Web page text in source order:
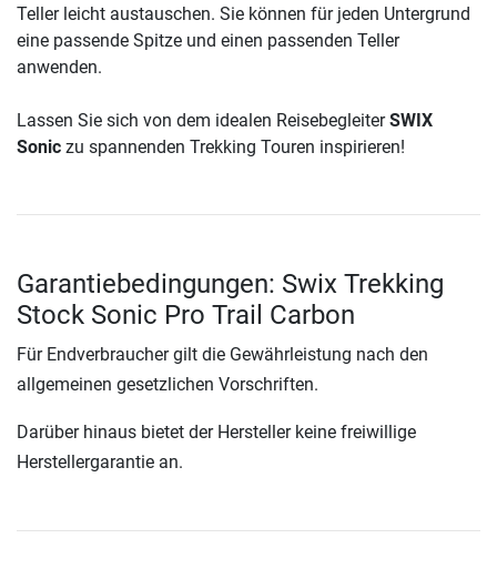
Teller leicht austauschen. Sie können für jeden Untergrund
eine passende Spitze und einen passenden Teller
anwenden.
Lassen Sie sich von dem idealen ReisebegleiterSWIX
Sonic zu spannenden Trekking Touren inspirieren!
Garantiebedingungen: Swix Trekking
Stock Sonic Pro Trail Carbon
Für Endverbraucher gilt die Gewährleistung nach den
allgemeinen gesetzlichen Vorschriften.
Darüber hinaus bietet der Hersteller keine freiwillige
Herstellergarantie an.